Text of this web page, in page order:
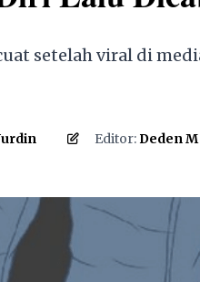
setelah viral di
Editor:Deden